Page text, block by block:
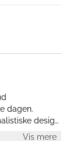
dagen.
design,
Vis mere